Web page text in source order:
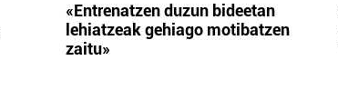
«Entrenatzen duzun bideetan
lehiatzeak gehiago motibatzen
zaitu»